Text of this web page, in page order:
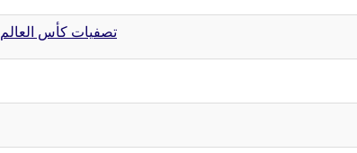
تصفيات كأس العالم 2018 (أوروبا)